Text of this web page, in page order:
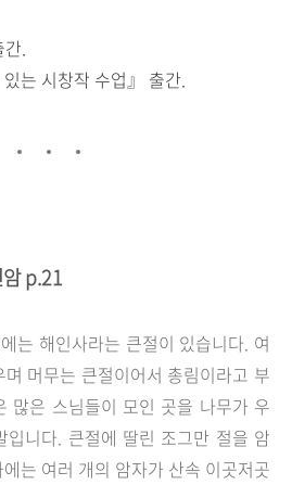
간.
는 시창작 수업』 출간.
p.21
는 해인사라는 큰절이 있습니다. 여
머무는 큰절이어서 총림이라고 부
많은 스님들이 모인 곳을 나무가 우
입니다. 큰절에 딸린 조그만 절을 암
는 여러 개의 암자가 산속 이곳저곳